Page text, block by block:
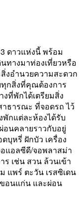
าวแห่งนี้ พร้อม
ทางมาท่องเที่ยวหรือ
งอำนวยความสะดวก
กสิ่งที่คุณต้องการ
ที่พักได้เตรียมสิ่ง
ธารณะ ที่จอดรถ ไว้
กแต่ละห้องได้รับ
อนคลายราวกับอยู่
บุหรี่ ฝักบัว เครื่อง
แอลซีดี/จอพลาสม่า
เช่น สวน ล้วนเข้า
แพร์ ตะวัน เรสซิเดน
อนแก่น และผ่อน